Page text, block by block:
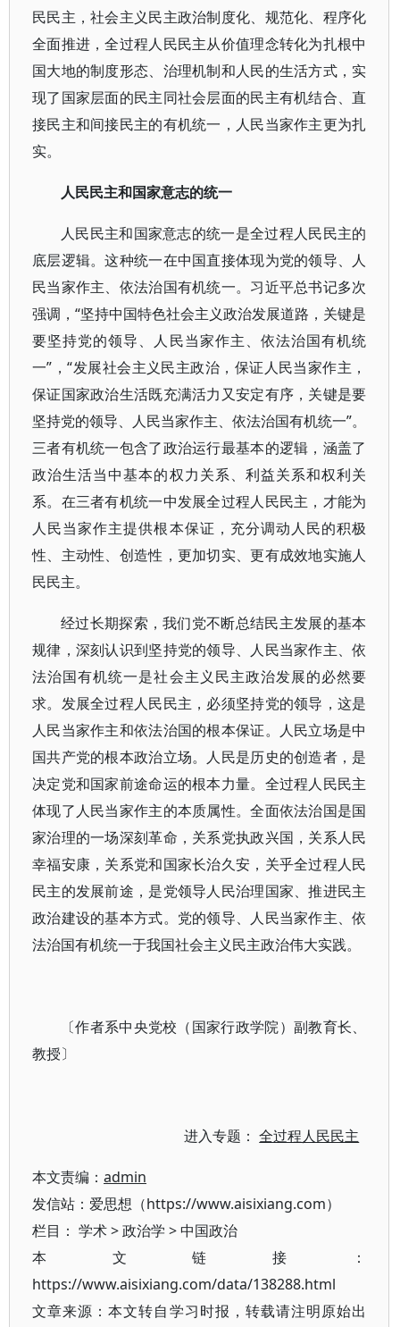
民民主，社会主义民主政治制度化、规范化、程序化
全面推进，全过程人民民主从价值理念转化为扎根中
国大地的制度形态、治理机制和人民的生活方式，实
现了国家层面的民主同社会层面的民主有机结合、直
接民主和间接民主的有机统一，人民当家作主更为扎
实。
人民民主和国家意志的统一
人民民主和国家意志的统一是全过程人民民主的
底层逻辑。这种统一在中国直接体现为党的领导、人
民当家作主、依法治国有机统一。习近平总书记多次
强调，“坚持中国特色社会主义政治发展道路，关键是
要坚持党的领导、人民当家作主、依法治国有机统
一”，“发展社会主义民主政治，保证人民当家作主，
保证国家政治生活既充满活力又安定有序，关键是要
坚持党的领导、人民当家作主、依法治国有机统一”。
三者有机统一包含了政治运行最基本的逻辑，涵盖了
政治生活当中基本的权力关系、利益关系和权利关
系。在三者有机统一中发展全过程人民民主，才能为
人民当家作主提供根本保证，充分调动人民的积极
性、主动性、创造性，更加切实、更有成效地实施人
民民主。
经过长期探索，我们党不断总结民主发展的基本
规律，深刻认识到坚持党的领导、人民当家作主、依
法治国有机统一是社会主义民主政治发展的必然要
求。发展全过程人民民主，必须坚持党的领导，这是
人民当家作主和依法治国的根本保证。人民立场是中
国共产党的根本政治立场。人民是历史的创造者，是
决定党和国家前途命运的根本力量。全过程人民民主
体现了人民当家作主的本质属性。全面依法治国是国
家治理的一场深刻革命，关系党执政兴国，关系人民
幸福安康，关系党和国家长治久安，关乎全过程人民
民主的发展前途，是党领导人民治理国家、推进民主
政治建设的基本方式。党的领导、人民当家作主、依
法治国有机统一于我国社会主义民主政治伟大实践。
〔作者系中央党校（国家行政学院）副教育长、
教授〕
进入专题：全过程人民民主
本文责编： admin
发信站：爱思想（https://www.aisixiang.com）
栏目： 学术>政治学 >中国政治
本文链接：
https://www.aisixiang.com/data/138288.html
文章来源：本文转自学习时报，转载请注明原始出